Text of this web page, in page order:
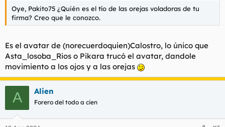
Oye, Pakito75 ¿Quién es el tío de las orejas voladoras de tu
firma? Creo que le conozco.
Es el avatar de (norecuerdoquien)Calostro, lo único que
Asta_losoba_Rios o Pikara trucó el avatar, dandole
movimiento a los ojos y a las orejas
A Alien
Forero del todo a cien